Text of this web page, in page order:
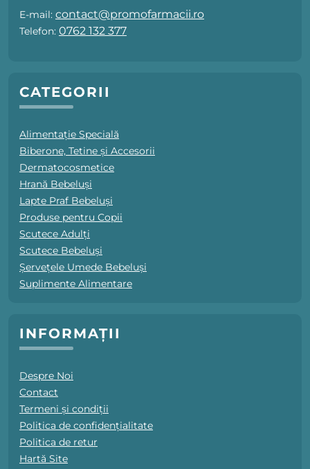
E-mail: contact@promofarmacii.ro
Telefon: 0762 132 377
CATEGORII
Alimentație Specială
Biberone, Tetine și Accesorii
Dermatocosmetice
Hrană Bebeluși
Lapte Praf Bebeluși
Produse pentru Copii
Scutece Adulți
Scutece Bebeluși
Șervețele Umede Bebeluși
Suplimente Alimentare
INFORMAȚII
Despre Noi
Contact
Termeni și condiții
Politica de confidențialitate
Politica de retur
Hartă Site